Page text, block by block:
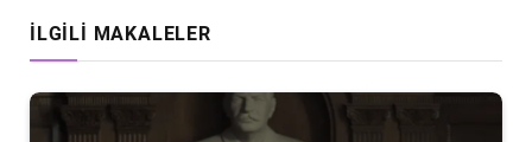
İLGILI MAKALELER